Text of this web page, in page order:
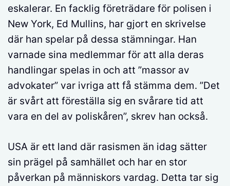
eskalerar. En facklig företrädare för polisen i
New York, Ed Mullins, har gjort en skrivelse
där han spelar på dessa stämningar. Han
varnade sina medlemmar för att alla deras
handlingar spelas in och att ”massor av
advokater” var ivriga att få stämma dem. ”Det
är svårt att föreställa sig en svårare tid att
vara en del av poliskåren”, skrev han också.
USA är ett land där rasismen än idag sätter
sin prägel på samhället och har en stor
påverkan på människors vardag. Detta tar sig